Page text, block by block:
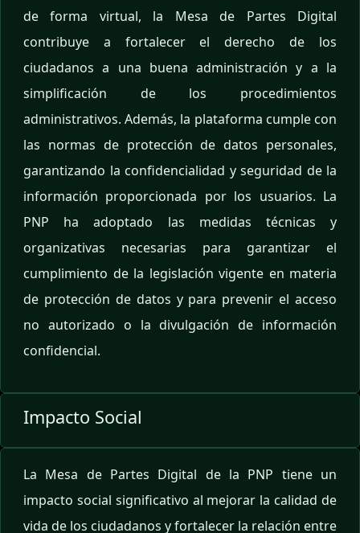
de forma virtual, la Mesa de Partes Digital
contribuye a fortalecer el derecho de los
ciudadanos a una buena administración y a la
simplificación de los procedimientos
administrativos. Además, la plataforma cumple con
las normas de protección de datos personales,
garantizando la confidencialidad y seguridad de la
información proporcionada por los usuarios. La
PNP ha adoptado las medidas técnicas y
organizativas necesarias para garantizar el
cumplimiento de la legislación vigente en materia
de protección de datos y para prevenir el acceso
no autorizado o la divulgación de información
confidencial.
Impacto Social
La Mesa de Partes Digital de la PNP tiene un
impacto social significativo al mejorar la calidad de
vida de los ciudadanos y fortalecer la relación entre